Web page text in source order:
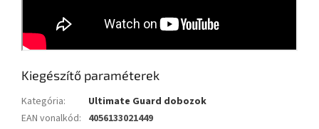
Kiegészítő paraméterek
Kategória:
Ultimate Guard dobozok
EAN vonalkód: 4056133021449